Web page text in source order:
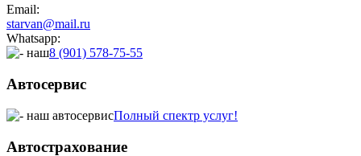
Email:
starvan@mail.ru
Whatsapp:
8 (901) 578-75-55
Автосервис
Полный спектр услуг!
Автострахование